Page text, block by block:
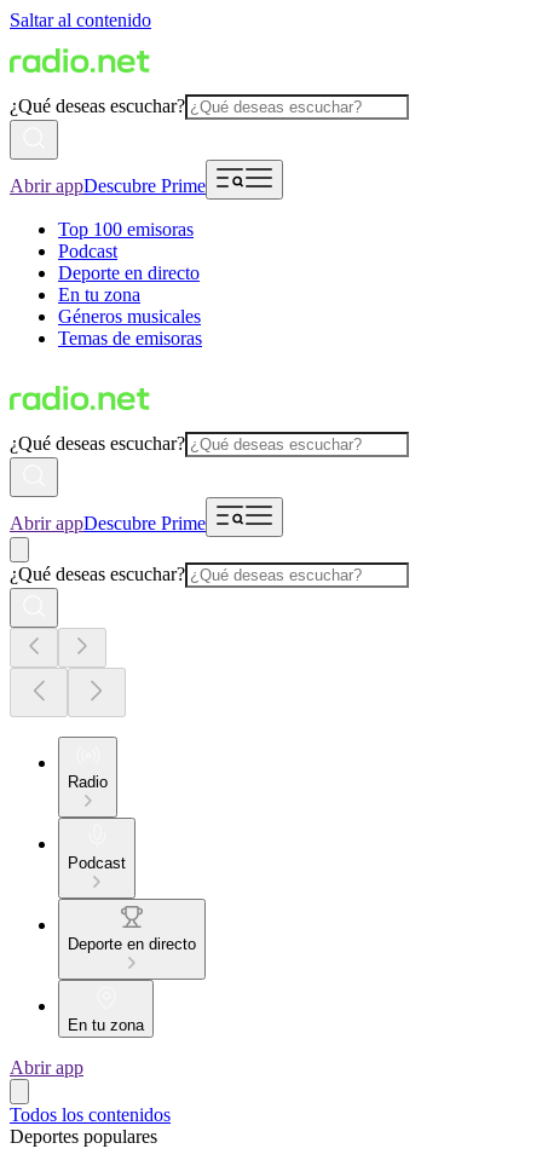
Saltar al contenido
¿Qué deseas escuchar?
Abrir appDescubre Prime
Top 100 emisoras
Podcast
Deporte en directo
En tu zona
Géneros musicales
Temas de emisoras
¿Qué deseas escuchar?
Abrir appDescubre Prime
¿Qué deseas escuchar?
Radio
Podcast
Deporte en directo
En tu zona
Abrir app
Todos los contenidos
Deportes populares